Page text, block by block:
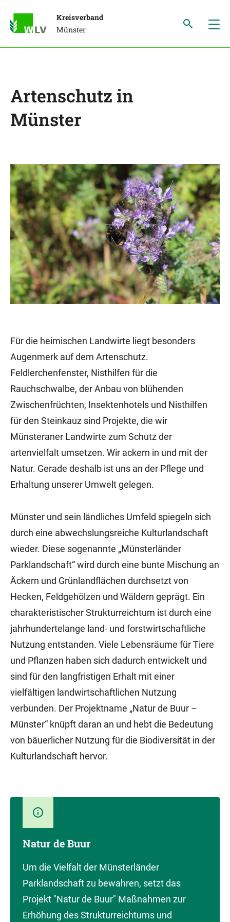
Kreisverband
Münster
Artenschutz in
Münster
Für die heimischen Landwirte liegt besonders
Augenmerk auf dem Artenschutz.
Feldlerchenfenster, Nisthilfen für die
Rauchschwalbe, der Anbau von blühenden
Zwischenfrüchten, Insektenhotels und Nisthilfen
für den Steinkauz sind Projekte, die wir
Münsteraner Landwirte zum Schutz der
artenvielfalt umsetzen. Wir ackern in und mit der
Natur. Gerade deshalb ist uns an der Pflege und
Erhaltung unserer Umwelt gelegen.
Münster und sein ländliches Umfeld spiegeln sich
durch eine abwechslungsreiche Kulturlandschaft
wieder. Diese sogenannte „Münsterländer
Parklandschaft“ wird durch eine bunte Mischung an
Äckern und Grünlandflächen durchsetzt von
Hecken, Feldgehölzen und Wäldern geprägt. Ein
charakteristischer Strukturreichtum ist durch eine
jahrhundertelange land- und forstwirtschaftliche
Nutzung entstanden. Viele Lebensräume für Tiere
und Pflanzen haben sich dadurch entwickelt und
sind für den langfristigen Erhalt mit einer
vielfältigen landwirtschaftlichen Nutzung
verbunden. Der Projektname „Natur de Buur –
Münster“ knüpft daran an und hebt die Bedeutung
von bäuerlicher Nutzung für die Biodiversität in der
Kulturlandschaft hervor.
Natur de Buur
Um die Vielfalt der Münsterländer
Parklandschaft zu bewahren, setzt das
Projekt "Natur de Buur" Maßnahmen zur
Erhöhung des Strukturreichtums und